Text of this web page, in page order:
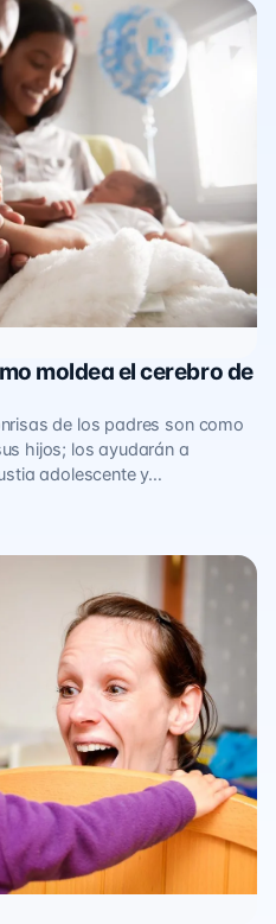
moldea el cerebro de
de los padres son como
hijos; los ayudarán a
adolescente y…